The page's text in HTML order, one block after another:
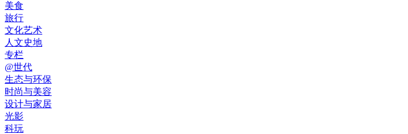
美食
旅行
文化艺术
人文史地
专栏
@世代
生态与环保
时尚与美容
设计与家居
光影
科玩